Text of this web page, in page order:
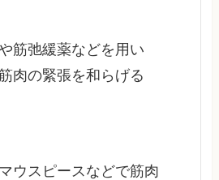
筋弛緩薬などを用い
肉の緊張を和らげる
ウスピースなどで筋肉